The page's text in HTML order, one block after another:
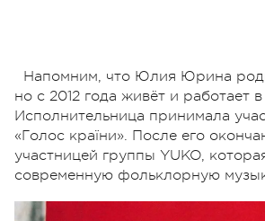
Напомним, что Юлия Юрина
но с 2012 года живёт и работает
Исполнительница принимала
«Голос країни». После его
участницей группы YUKO,
современную фольклорную